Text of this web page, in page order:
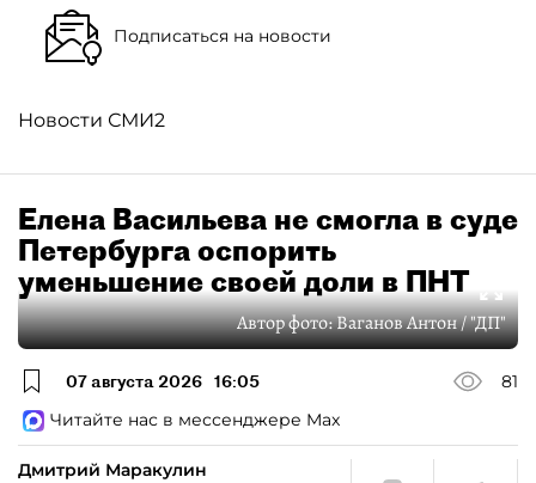
Подписаться на новости
Новости СМИ2
Елена Васильева не смогла в суде
Петербурга оспорить
уменьшение своей доли в ПНТ
Автор фото:Ваганов Антон / "ДП"
07 августа 2026 16:05
81
Читайте нас в мессенджере Max
Дмитрий Маракулин